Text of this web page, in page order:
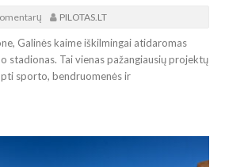
PILOTAS.LT
Galinės kaime iškilmingai atidaromas
stadionas. Tai vienas pažangiausių projektų
sporto, bendruomenės ir